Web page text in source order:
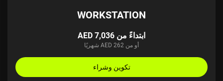
WORKSTATION
ابتداءً من AED 7,036
أو من AED 262 شهريًا
تكوين وشراء